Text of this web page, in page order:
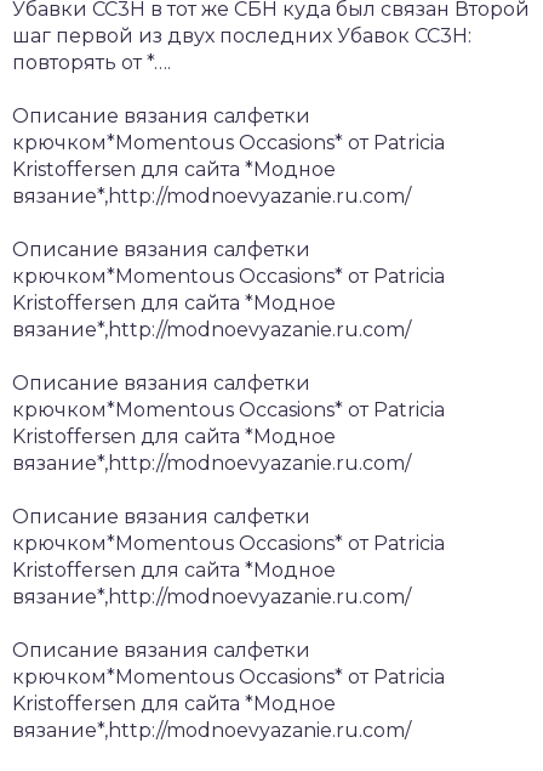
Убавки СС3Н в тот же СБН куда был связан Второй
шаг первой из двух последних Убавок СС3Н:
повторять от *….
Описание вязания салфетки
крючком*Momentous Occasions* от Patricia
Kristoffersen для сайта *Модное
вязание*,http://modnoevyazanie.ru.com/
Описание вязания салфетки
крючком*Momentous Occasions* от Patricia
Kristoffersen для сайта *Модное
вязание*,http://modnoevyazanie.ru.com/
Описание вязания салфетки
крючком*Momentous Occasions* от Patricia
Kristoffersen для сайта *Модное
вязание*,http://modnoevyazanie.ru.com/
Описание вязания салфетки
крючком*Momentous Occasions* от Patricia
Kristoffersen для сайта *Модное
вязание*,http://modnoevyazanie.ru.com/
Описание вязания салфетки
крючком*Momentous Occasions* от Patricia
Kristoffersen для сайта *Модное
вязание*,http://modnoevyazanie.ru.com/